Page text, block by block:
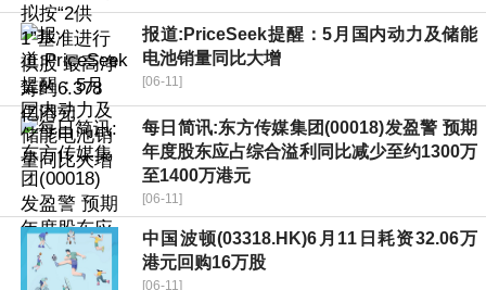
报道:PriceSeek提醒：5月国内动力及储能
电池销量同比大增
[06-11]
每日简讯:东方传媒集团(00018)发盈警 预期
年度股东应占综合溢利同比减少至约1300万
至1400万港元
[06-11]
中国波顿(03318.HK)6月11日耗资32.06万
港元回购16万股
[06-11]